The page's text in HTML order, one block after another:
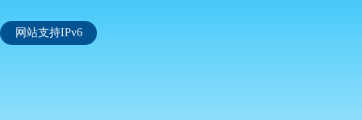
网站支持IPv6